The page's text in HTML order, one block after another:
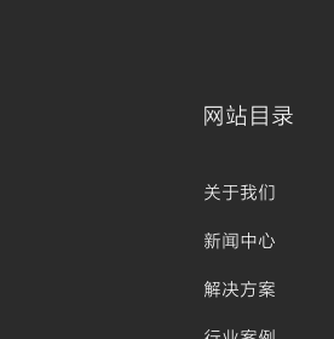
网站目录
关于我们
新闻中心
解决方案